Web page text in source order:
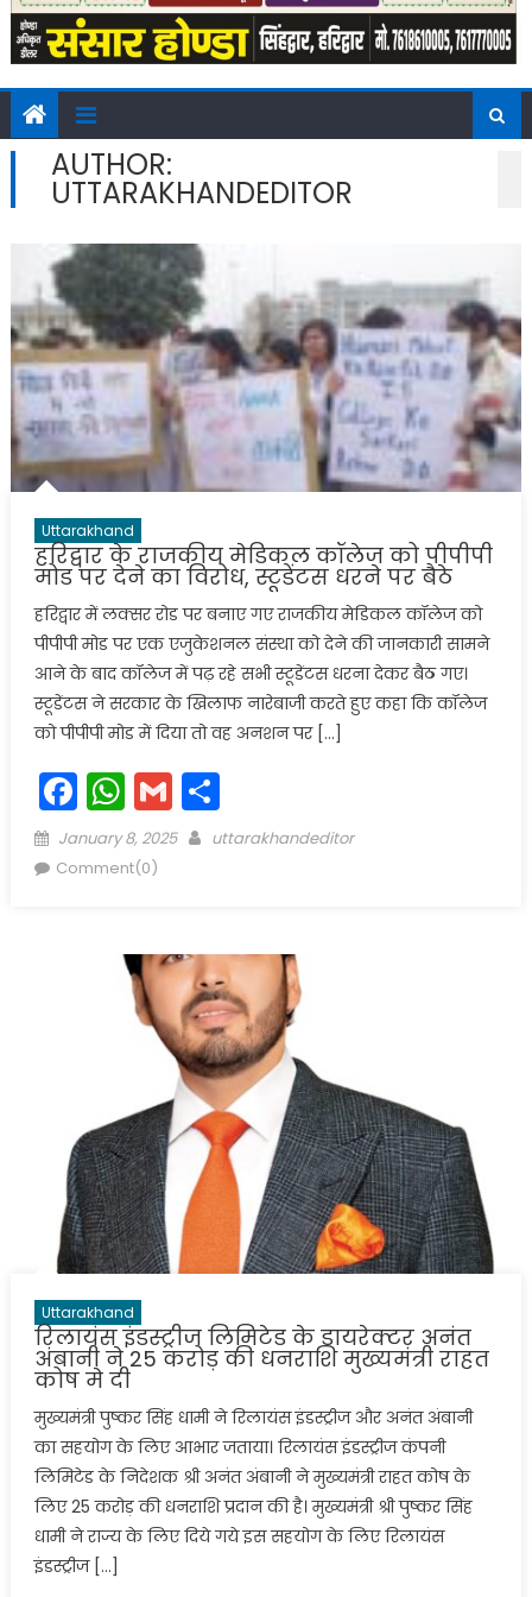
AUTHOR:
UTTARAKHANDEDITOR
Uttarakhand
हरिद्वार के राजकीय मेडिकल कॉलेज को पीपीपी
मोड पर देने का विरोध, स्टूडेंटस धरने पर बैठे
हरिद्वार में लक्सर रोड पर बनाए गए राजकीय मेडिकल कॉलेज को
पीपीपी मोड पर एक एजुकेशनल संस्था को देने की जानकारी सामने
आने के बाद कॉलेज में पढ़ रहे सभी स्टूडेंटस धरना देकर बैठ गए।
स्टूडेंटस ने सरकार के खिलाफ नारेबाजी करते हुए कहा कि कॉलेज
को पीपीपी मोड में दिया तो वह अनशन पर […]
Facebook
WhatsApp
GmailShare
Posted
on
January 8, 2025 Author
uttarakhandeditor
Comment(0)
Uttarakhand
रिलायंस इंडस्ट्रीज लिमिटेड के डायरेक्टर अनंत
अंबानी ने 25 करोड़ की धनराशि मुख्यमंत्री राहत
कोष मे दी
मुख्यमंत्री पुष्कर सिंह धामी ने रिलायंस इंडस्ट्रीज और अनंत अंबानी
का सहयोग के लिए आभार जताया। रिलायंस इंडस्ट्रीज कंपनी
लिमिटेड के निदेशक श्री अनंत अंबानी ने मुख्यमंत्री राहत कोष के
लिए 25 करोड़ की धनराशि प्रदान की है। मुख्यमंत्री श्री पुष्कर सिंह
धामी ने राज्य के लिए दिये गये इस सहयोग के लिए रिलायंस
इंडस्ट्रीज […]